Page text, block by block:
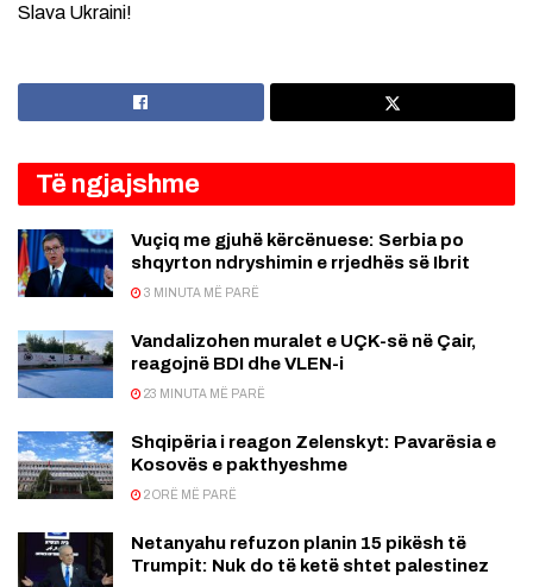
Slava Ukraini!
Të ngjajshme
Vuçiq me gjuhë kërcënuese: Serbia po
shqyrton ndryshimin e rrjedhës së Ibrit
3 MINUTA MË PARË
Vandalizohen muralet e UÇK-së në Çair,
reagojnë BDI dhe VLEN-i
23 MINUTA MË PARË
Shqipëria i reagon Zelenskyt: Pavarësia e
Kosovës e pakthyeshme
2 ORË MË PARË
Netanyahu refuzon planin 15 pikësh të
Trumpit: Nuk do të ketë shtet palestinez